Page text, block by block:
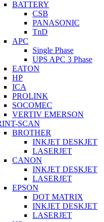
BATTERY
CSB
PANASONIC
TnD
APC
Single Phase
UPS APC 3 Phase
EATON
HP
ICA
PROLINK
SOCOMEC
VERTIV EMERSON
SCAN
BROTHER
INKJET DESKJET
LASERJET
CANON
INKJET DESKJET
LASERJET
EPSON
DOT MATRIX
INKJET DESKJET
LASERJET